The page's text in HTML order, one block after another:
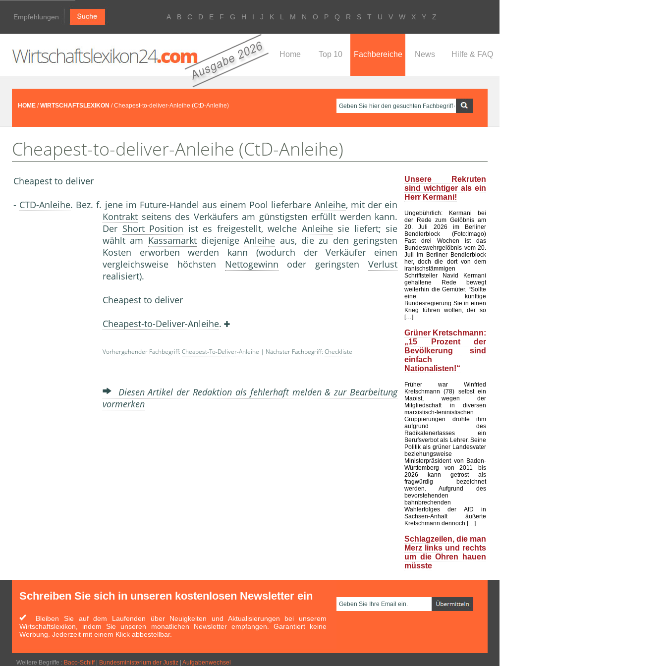
Empfehlungen A B C D E F G H I J K L M N O P Q R S T U V W X Y Z
Home Top 10 Fachbereiche News Hilfe & FAQ
HOME /WIRTSCHAFTSLEXIKON / Cheapest-to-deliver-Anleihe (CtD-Anleihe)
Cheapest-to-deliver-Anleihe (CtD-Anleihe)
Cheapest to deliver
- CTD-Anleihe. Bez. f. jene im Future-Handel aus einem Pool lieferbare Anleihe, mit der ein
Kontrakt seitens des Verkäufers am günstigsten erfüllt werden kann.
Der Short Position ist es freigestellt, welche Anleihesie liefert; sie
wählt am KassamarktdiejenigeAnleihe aus, die zu den geringsten
Kosten erworben werden kann (wodurch der Verkäufer einen
vergleichsweise höchsten Nettogewinn oder geringstenVerlust
realisiert).
Cheapest to deliver
Cheapest-to-Deliver-Anleihe.
Vorhergehender Fachbegriff: Cheapest-To-Deliver-Anleihe | Nächster Fachbegriff: Checkliste
Diesen Artikel der Redaktion als fehlerhaft melden & zur Bearbeitung
vormerken
Unsere Rekruten
sind wichtiger als ein
Herr Kermani!
Ungebührlich: Kermani bei
der Rede zum Gelöbnis am
20. Juli 2026 im Berliner
Bendlerblock (Foto:Imago)
Fast drei Wochen ist das
Bundeswehrgelöbnis vom 20.
Juli im Berliner Bendlerblock
her, doch die dort von dem
iranischstämmigen
Schriftsteller Navid Kermani
gehaltene Rede bewegt
weiterhin die Gemüter. “Sollte
eine künftige
Bundesregierung Sie in einen
Krieg führen wollen, der so
[…]
Grüner Kretschmann:
„15 Prozent der
Bevölkerung sind
einfach
Nationalisten!“
Früher war Winfried
Kretschmann (78) selbst ein
Maoist, wegen der
Mitgliedschaft in diversen
marxistisch-leninistischen
Gruppierungen drohte ihm
aufgrund des
Radikalenerlasses ein
Berufsverbot als Lehrer. Seine
Politik als grüner Landesvater
beziehungsweise
Ministerpräsident von Baden-
Württemberg von 2011 bis
2026 kann getrost als
fragwürdig bezeichnet
werden. Aufgrund des
bevorstehenden
bahnbrechenden
Wahlerfolges der AfD in
Sachsen-Anhalt äußerte
Kretschmann dennoch […]
Schlagzeilen, die man
Merz links und rechts
um die Ohren hauen
müsste
Schreiben Sie sich in unseren kostenlosen Newsletter ein
Bleiben Sie auf dem Laufenden über Neuigkeiten und Aktualisierungen bei unserem
Wirtschaftslexikon, indem Sie unseren monatlichen Newsletter empfangen. Garantiert keine
Werbung. Jederzeit mit einem Klick abbestellbar.
Weitere Begriffe : Baco-Schiff| Bundesministerium der Justiz Aufgabenwechsel